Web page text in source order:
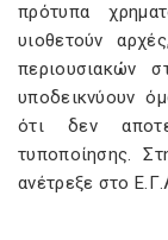
πρότυπα
υιοθετούν
περιουσιακών
υποδεικνύουν
ότι δεν
τυποποίησης.
ανέτρεξε στο